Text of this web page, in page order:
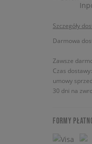
Szczegóły
Darmowa
Zawsze
Czas
umowy
30 dni na
FORMY